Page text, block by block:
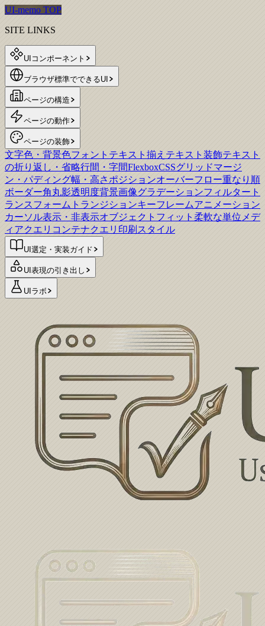
UI-memo TOP
SITE LINKS
UIコンポーネント
ブラウザ標準でできるUI
ページの構造
ページの動作
ページの装飾
文字色・背景色フォント テキスト揃え テキスト装飾テキスト
の折り返し・省略行間・字間FlexboxCSSグリッドマージ
ン・パディング幅・高さ ポジションオーバーフロー重なり順
ボーダー角丸影透明度背景画像グラデーションフィルター ト
ランスフォーム トランジションキーフレームアニメーション
カーソル表示・非表示オブジェクトフィット 柔軟な単位 メデ
ィアクエリ コンテナクエリ 印刷スタイル
UI選定・実装ガイド
UI表現の引き出し
UIラボ